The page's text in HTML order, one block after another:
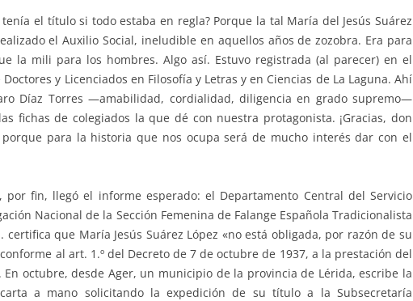
el título si todo estaba en regla? Porque la tal María del Jesús Suárez
el Auxilio Social, ineludible en aquellos años de zozobra. Era para
la mili para los hombres. Algo así. Estuvo registrada (al parecer) en el
y Licenciados en Filosofía y Letras y en Ciencias de La Laguna. Ahí
Díaz Torres —amabilidad, cordialidad, diligencia en grado supremo—
fichas de colegiados la que dé con nuestra protagonista. ¡Gracias, don
porque para la historia que nos ocupa será de mucho interés dar con el
por fin, llegó el informe esperado: el Departamento Central del Servicio
Nacional de la Sección Femenina de Falange Española Tradicionalista
certifica que María Jesús Suárez López «no está obligada, por razón de su
al art. 1.º del Decreto de 7 de octubre de 1937, a la prestación del
En octubre, desde Ager, un municipio de la provincia de Lérida, escribe la
a mano solicitando la expedición de su título a la Subsecretaría